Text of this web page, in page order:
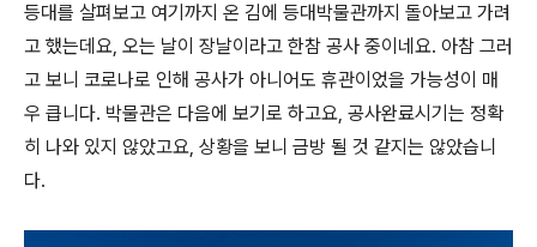
등대를 살펴보고 여기까지 온 김에 등대박물관까지 돌아보고 가려
고 했는데요, 오는 날이 장날이라고 한참 공사 중이네요. 아참 그러
고 보니 코로나로 인해 공사가 아니어도 휴관이었을 가능성이 매
우 큽니다. 박물관은 다음에 보기로 하고요, 공사완료시기는 정확
히 나와 있지 않았고요, 상황을 보니 금방 될 것 같지는 않았습니
다.